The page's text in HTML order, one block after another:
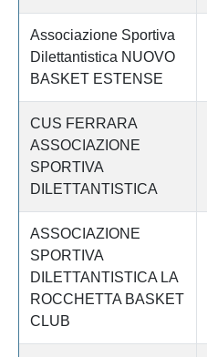
Associazione Sportiva
Dilettantistica NUOVO
BASKET ESTENSE
CUS FERRARA
ASSOCIAZIONE
SPORTIVA
DILETTANTISTICA
ASSOCIAZIONE
SPORTIVA
DILETTANTISTICA LA
ROCCHETTA BASKET
CLUB